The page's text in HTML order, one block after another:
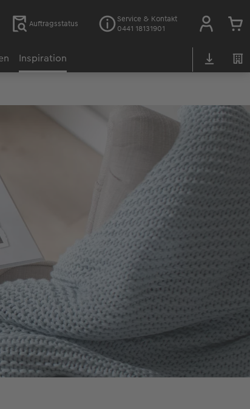
Auftragsstatus
Service & Kontakt
0441 18131901
Inspiration